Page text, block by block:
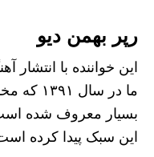
رپر بهمن دیو
این خواننده با
ما در
بسیار معروف شده است
این سبک پیدا کرده